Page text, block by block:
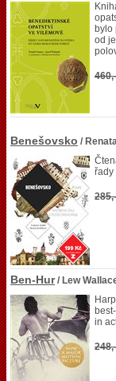
bylo
od
Benešovsko /
řady
Ben-Hur/ Lew
in